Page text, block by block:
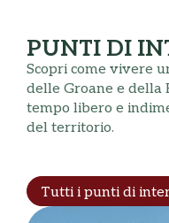
PUNTI DI
Scopri come vivere
delle Groane e della
tempo libero e
del territorio.
Tutti i punti di